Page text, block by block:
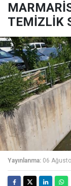
TEMİZLİK
Yayınlanma: 06